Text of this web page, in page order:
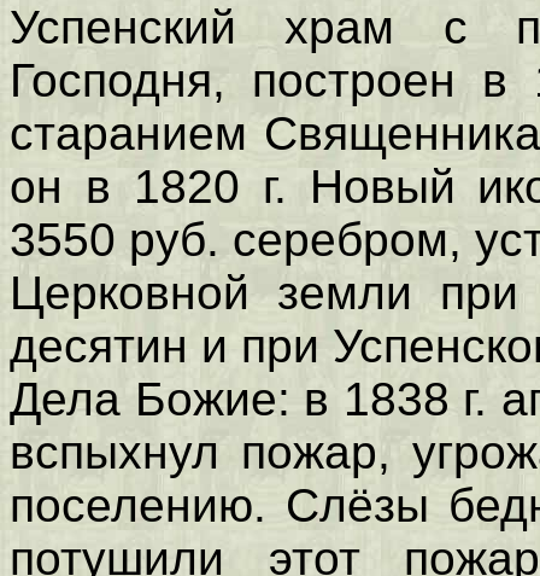
Успенский храм с
Господня, построен
старанием
он в 1820 г. Новый
3550 руб. серебром,
Церковной земли
десятин и при
Дела Божие: в 1838 г.
вспыхнул пожар,
поселению. Слёзы
потушили этот